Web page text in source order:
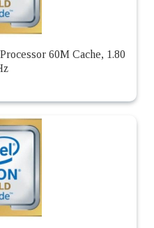
60M Cache, 1.80